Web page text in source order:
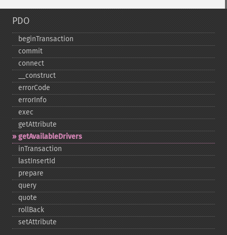
PDO
beginTransaction
commit
connect
_​_​construct
errorCode
errorInfo
exec
getAttribute
getAvailableDrivers
inTransaction
lastInsertId
prepare
query
quote
rollBack
setAttribute